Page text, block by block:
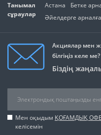
Танымал
сұраулар
Астана Бетке
Әйелдерге
Акциялар мен
білгіңіз келе ме?
Біздің
Мен оқыдым ҚОҒАМДЫҚ
келісемін